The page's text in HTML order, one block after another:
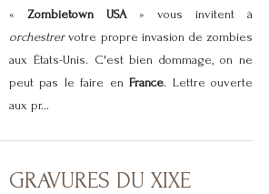
« Zombietown USA» vous invitent à
orchestrervotre propre invasion de zombies
aux États-Unis. C'est bien dommage, on ne
peut pas le faire enFrance. Lettre ouverte
aux pr...
GRAVURES DU XIXE